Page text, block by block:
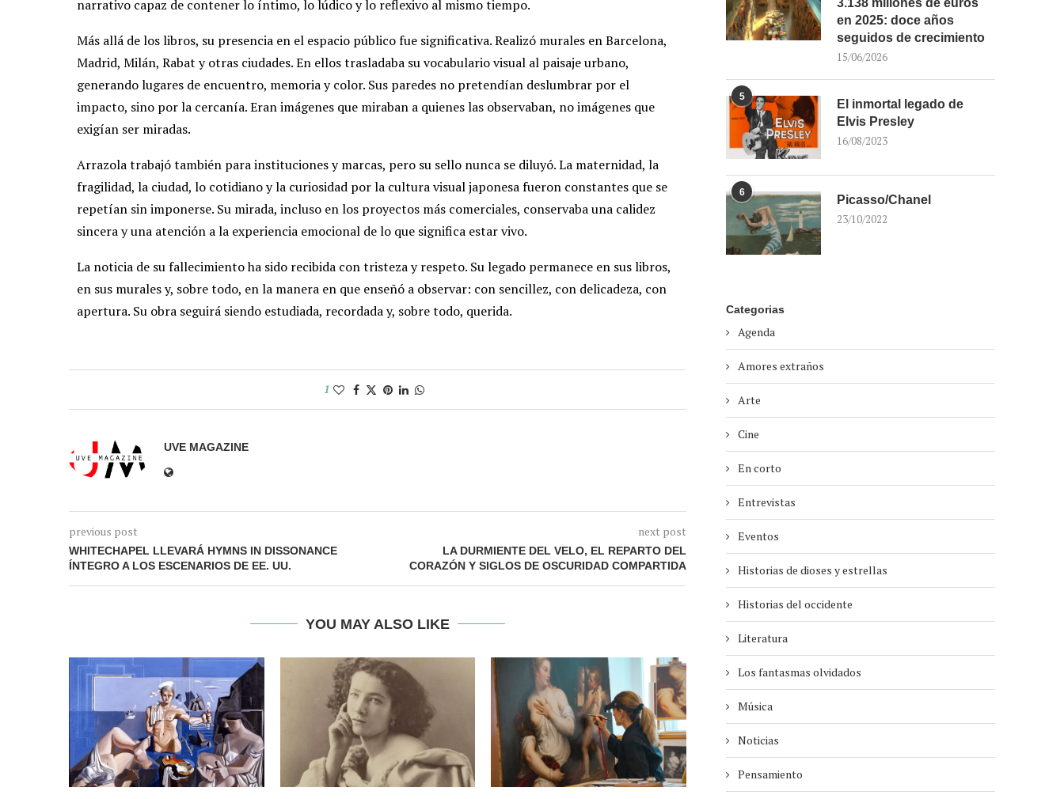
narrativo capaz de contener lo íntimo, lo lúdico y lo reflexivo al mismo tiempo.
Más allá de los libros, su presencia en el espacio público fue significativa. Realizó murales en Barcelona,
Madrid, Milán, Rabat y otras ciudades. En ellos trasladaba su vocabulario visual al paisaje urbano,
generando lugares de encuentro, memoria y color. Sus paredes no pretendían deslumbrar por el
impacto, sino por la cercanía. Eran imágenes que miraban a quienes las observaban, no imágenes que
exigían ser miradas.
Arrazola trabajó también para instituciones y marcas, pero su sello nunca se diluyó. La maternidad, la
fragilidad, la ciudad, lo cotidiano y la curiosidad por la cultura visual japonesa fueron constantes que se
repetían sin imponerse. Su mirada, incluso en los proyectos más comerciales, conservaba una calidez
sincera y una atención a la experiencia emocional de lo que significa estar vivo.
La noticia de su fallecimiento ha sido recibida con tristeza y respeto. Su legado permanece en sus libros,
en sus murales y, sobre todo, en la manera en que enseñó a observar: con sencillez, con delicadeza, con
apertura. Su obra seguirá siendo estudiada, recordada y, sobre todo, querida.
1
UVE MAGAZINE
previous post
WHITECHAPEL LLEVARÁ HYMNS IN DISSONANCE
ÍNTEGRO A LOS ESCENARIOS DE EE. UU.
next post
LA DURMIENTE DEL VELO, EL REPARTO DEL
CORAZÓN Y SIGLOS DE OSCURIDAD COMPARTIDA
YOU MAY ALSO LIKE
3.138 millones de euros
en 2025: doce años
seguidos de crecimiento
15/06/2026
5
El inmortal legado de
Elvis Presley
16/08/2023
6
Picasso/Chanel
23/10/2022
Categorias
Agenda
Amores extraños
Arte
Cine
En corto
Entrevistas
Eventos
Historias de dioses y estrellas
Historias del occidente
Literatura
Los fantasmas olvidados
Música
Noticias
Pensamiento